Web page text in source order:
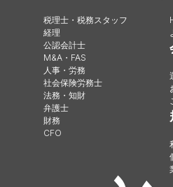
税理士・税務スタッフ
経理
公認会計士
M&A・FAS
人事・労務
社会保険労務士
法務・知財
弁護士
財務
CFO